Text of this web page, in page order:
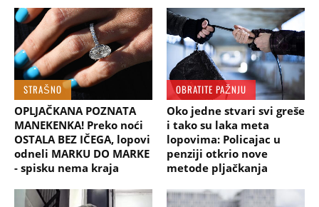
STRAŠNO
OPLJAČKANA POZNATA
MANEKENKA! Preko noći
OSTALA BEZ IČEGA, lopovi
odneli MARKU DO MARKE
- spisku nema kraja
OBRATITE PAŽNJU
Oko jedne stvari svi greše
i tako su laka meta
lopovima: Policajac u
penziji otkrio nove
metode pljačkanja